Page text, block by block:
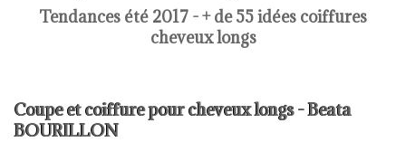
Tendances été 2017 - + de 55 idées coiffures
cheveux longs
Coupe et coiffure pour cheveux longs - Beata
BOURILLON